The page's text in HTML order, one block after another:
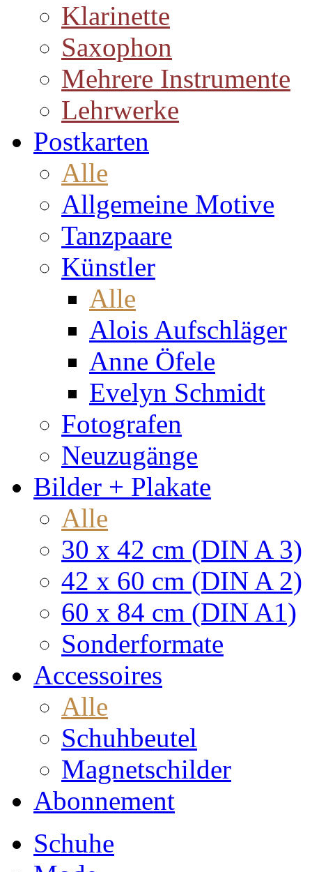
Klarinette
Saxophon
Mehrere Instrumente
Lehrwerke
Postkarten
Alle
Allgemeine Motive
Tanzpaare
Künstler
Alle
Alois Aufschläger
Anne Öfele
Evelyn Schmidt
Fotografen
Neuzugänge
Bilder + Plakate
Alle
30 x 42 cm (DIN A 3)
42 x 60 cm (DIN A 2)
60 x 84 cm (DIN A1)
Sonderformate
Accessoires
Alle
Schuhbeutel
Magnetschilder
Abonnement
Schuhe